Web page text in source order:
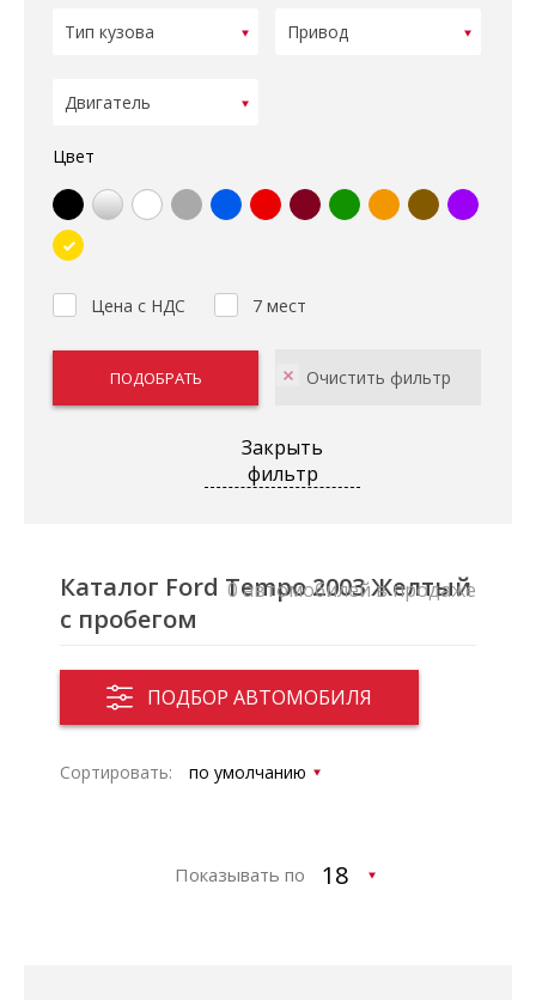
Цвет
Цена с НДС 7 мест
Закрыть
фильтр
Каталог Ford Tempo 2003 Желтый
с пробегом
ПОДБОР АВТОМОБИЛЯ
0 автомобилей в продаже
Сортировать:
Показывать по